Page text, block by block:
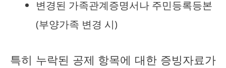
변경된 가족관계증명서나 주민등록등본
(부양가족 변경 시)
특히 누락된 공제 항목에 대한 증빙자료가